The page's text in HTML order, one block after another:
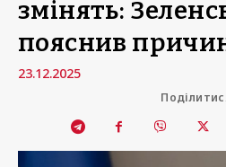
змінять:
пояснив
23.12.2025